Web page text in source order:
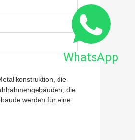
die
die
werden für eine
WhatsApp